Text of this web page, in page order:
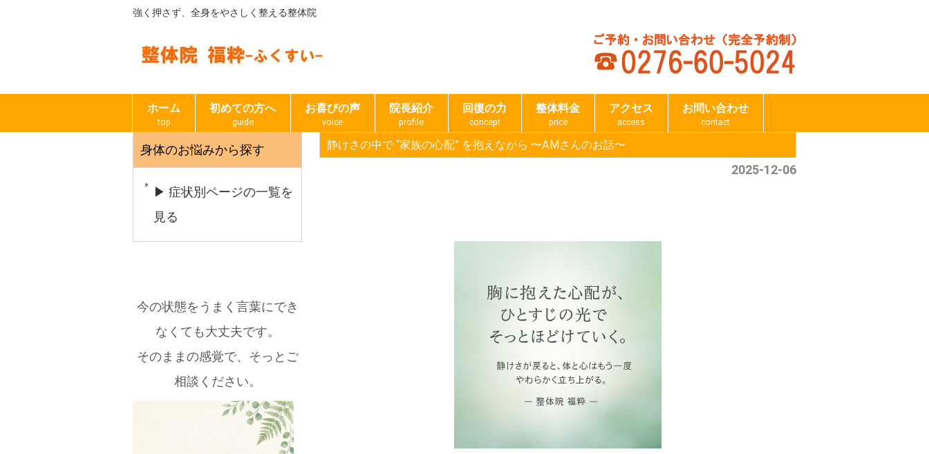
強く押さず、全身をやさしく整える整体院
ホーム
top
初めての方へ
guide
お喜びの声
voice
院長紹介
profile
回復の力
concept
整体料金
price
アクセス
access
お問い合わせ
contact
静けさの中で “家族の心配” を抱えながら 〜AMさんのお話〜
2025-12-06
身体のお悩みから探す
▶ 症状別ページの一覧を
見る
今の状態をうまく言葉にでき
なくても大丈夫です。
そのままの感覚で、そっとご
相談ください。